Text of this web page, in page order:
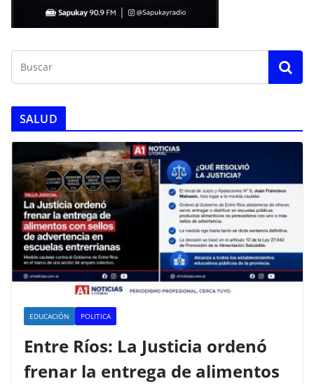
SALUD
EDUCACIÓN POLITICA
Entre Ríos: La Justicia ordenó
frenar la entrega de alimentos